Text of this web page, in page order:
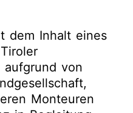
dem Inhalt eines
aufgrund von
Monteuren